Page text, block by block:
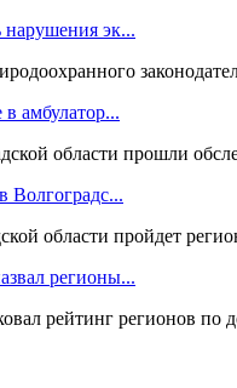
нарушения эк...
амбулатор...
области прошли
Волгоградс...
области пройдет
регионы...
рейтинг регионов по